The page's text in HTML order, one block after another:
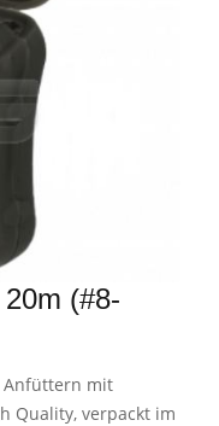
(#8-
Anfüttern mit
Quality, verpackt im